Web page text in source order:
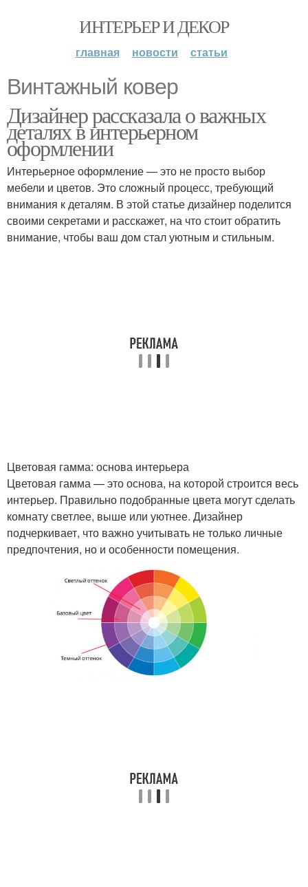
ИНТЕРЬЕР И ДЕКОР
главная новости статьи
Винтажный ковер
Дизайнер рассказала о важных
деталях в интерьерном
оформлении
Интерьерное оформление — это не просто выбор
мебели и цветов. Это сложный процесс, требующий
внимания к деталям. В этой статье дизайнер поделится
своими секретами и расскажет, на что стоит обратить
внимание, чтобы ваш дом стал уютным и стильным.
Цветовая гамма: основа интерьера
Цветовая гамма — это основа, на которой строится весь
интерьер. Правильно подобранные цвета могут сделать
комнату светлее, выше или уютнее. Дизайнер
подчеркивает, что важно учитывать не только личные
предпочтения, но и особенности помещения.